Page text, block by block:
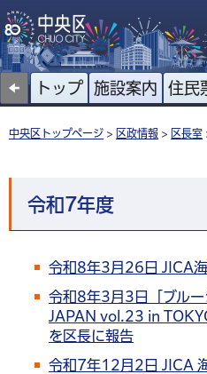
トップ 施設案内 住民
中央区トップページ > 区政情報 > 区長室
令和7年度
令和8年3月26日 JICA
令和8年3月3日「ブル
JAPAN vol.23 in
を区長に報告
令和7年12月2日 JICA